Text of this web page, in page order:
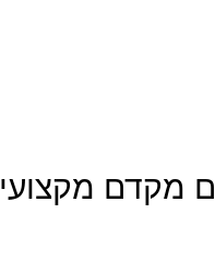
מקדם מקצועי